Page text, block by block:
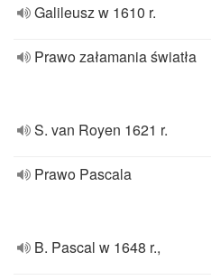
Galileusz w 1610 r.
Prawo załamania światła
S. van Royen 1621 r.
Prawo Pascala
B. Pascal w 1648 r.,